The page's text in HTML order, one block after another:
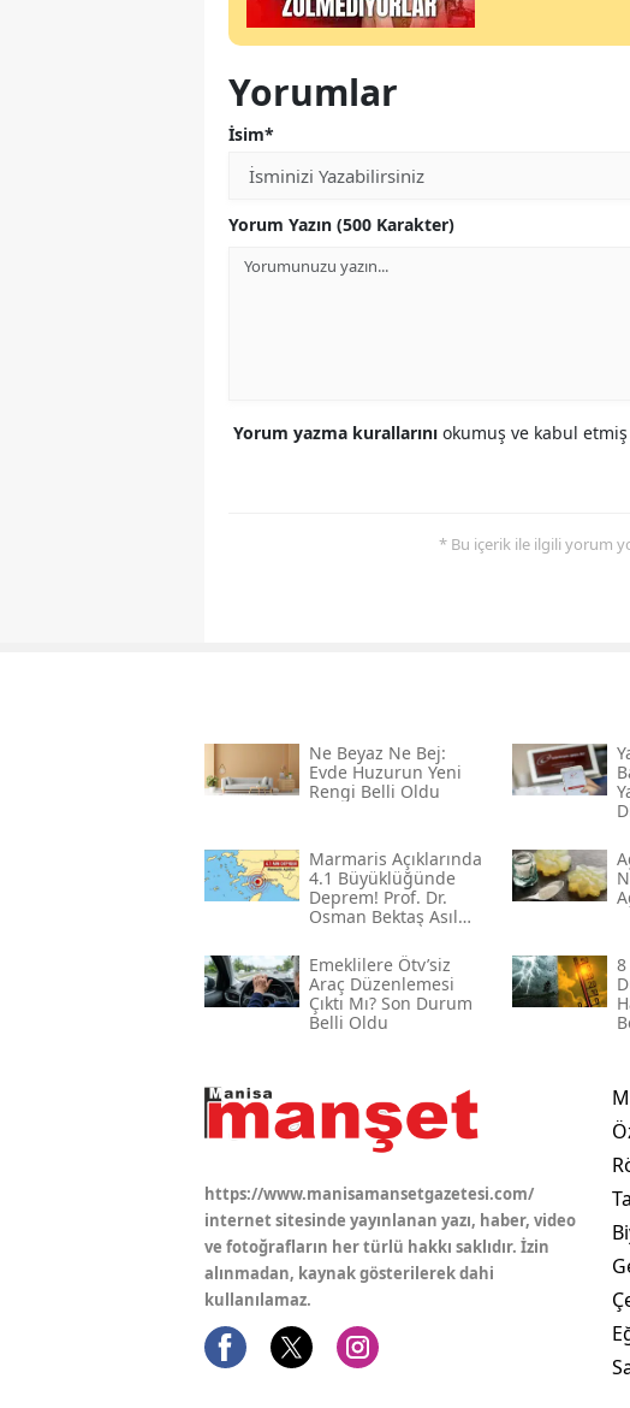
Yorumlar
İsim*
Yorum Yazın (500 Karakter)
Yorum yazma kurallarını okumuş ve kabul etmiş
* Bu içerik ile ilgili yorum
Ne Beyaz Ne Bej:
Evde Huzurun Yeni
Rengi Belli Oldu
Marmaris Açıklarında
4.1 Büyüklüğünde
Deprem! Prof. Dr.
Osman Bektaş Asıl
Emeklilere Ötv’siz
Araç Düzenlemesi
Çıktı Mı? Son Durum
Belli Oldu
https://www.manisamansetgazetesi.com/
internet sitesinde yayınlanan yazı, haber, video
ve fotoğrafların her türlü hakkı saklıdır. İzin
alınmadan, kaynak gösterilerek dahi
kullanılamaz.